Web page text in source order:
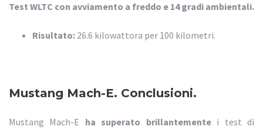
Test WLTC con avviamento a freddo e 14 gradi ambientali.
Risultato: 26.6 kilowattora per 100 kilometri.
Mustang Mach-E. Conclusioni.
Mustang Mach-E ha superato brillantementei test di